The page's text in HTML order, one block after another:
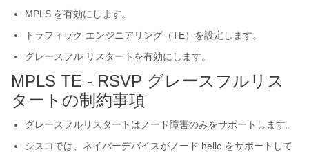
MPLS を有効にします。
トラフィック エンジニアリング（TE）を設定します。
グレースフル リスタートを有効にします。
MPLS TE - RSVP グレースフルリス
タートの制約事項
グレースフルリスタートはノード障害のみをサポートします。
シスコでは、ネイバーデバイスがノード hello をサポートして